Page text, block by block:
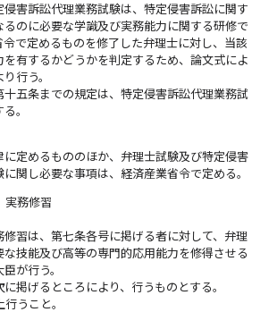
侵害訴訟代理業務試験は、特定侵害訴訟に関す
るのに必要な学識及び実務能力に関する研修で
令で定めるものを修了した弁理士に対し、当該
を有するかどうかを判定するため、論文式によ
行う。
十五条までの規定は、特定侵害訴訟代理業務試
。
に定めるもののほか、弁理士試験及び特定侵害
関し必要な事項は、経済産業省令で定める。
務修習
修習は、第七条各号に掲げる者に対して、弁理
技能及び高等の専門的応用能力を修得させる
が行う。
掲げるところにより、行うものとする。
うこと。